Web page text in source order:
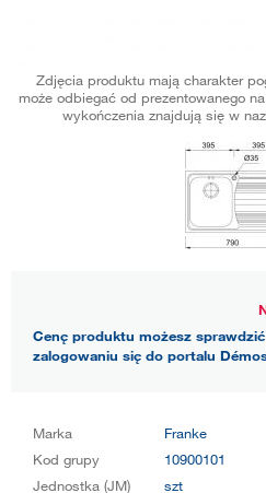
Zdjęcia produktu mają charakter
może odbiegać od prezentowanego
wykończenia znajdują się w
Cenę produktu możesz
zalogowaniu się do portalu
Marka
Franke
Kod grupy
10900101
Jednostka (JM)
szt